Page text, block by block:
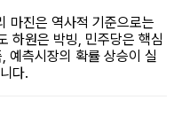
마진은 역사적 기준으로는
하원은 박빙, 민주당은 핵심
측시장의 확률 상승이 실
다.